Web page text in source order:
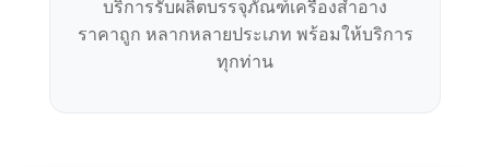
บริการรับผลิตบรรจุภัณฑ์เครื่องสำอาง
ราคาถูก หลากหลายประเภท พร้อมให้บริการ
ทุกท่าน